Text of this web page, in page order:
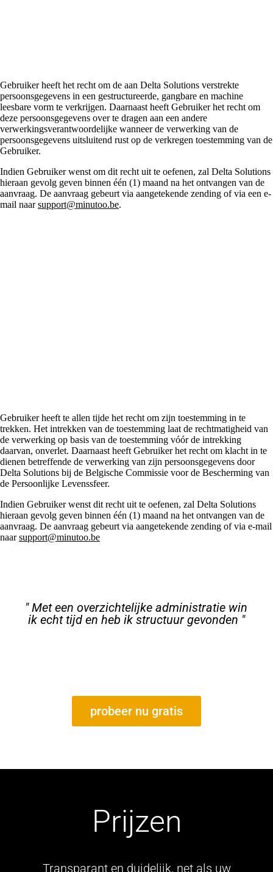
Gebruiker heeft het recht om de aan Delta Solutions verstrekte
persoonsgegevens in een gestructureerde, gangbare en machine
leesbare vorm te verkrijgen. Daarnaast heeft Gebruiker het recht om
deze persoonsgegevens over te dragen aan een andere
verwerkingsverantwoordelijke wanneer de verwerking van de
persoonsgegevens uitsluitend rust op de verkregen toestemming van de
Gebruiker.
Indien Gebruiker wenst om dit recht uit te oefenen, zal Delta Solutions
hieraan gevolg geven binnen één (1) maand na het ontvangen van de
aanvraag. De aanvraag gebeurt via aangetekende zending of via een e-
mail naarsupport@minutoo.be.
Gebruiker heeft te allen tijde het recht om zijn toestemming in te
trekken. Het intrekken van de toestemming laat de rechtmatigheid van
de verwerking op basis van de toestemming vóór de intrekking
daarvan, onverlet. Daarnaast heeft Gebruiker het recht om klacht in te
dienen betreffende de verwerking van zijn persoonsgegevens door
Delta Solutions bij de Belgische Commissie voor de Bescherming van
de Persoonlijke Levenssfeer.
Indien Gebruiker wenst dit recht uit te oefenen, zal Delta Solutions
hieraan gevolg geven binnen één (1) maand na het ontvangen van de
aanvraag. De aanvraag gebeurt via aangetekende zending of via e-mail
naarsupport@minutoo.be
" Met een overzichtelijke administratie win
ik echt tijd en heb ik structuur gevonden "
probeer nu gratis
Prijzen
Transparant en duidelijk, net als uw